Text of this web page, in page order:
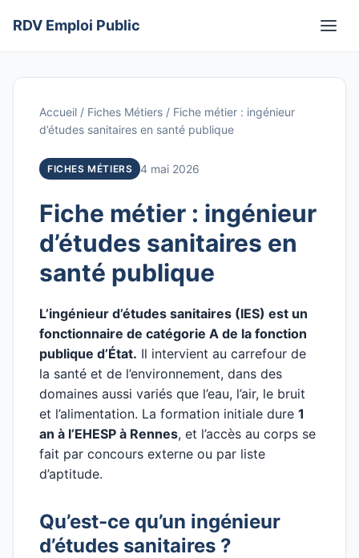
RDV Emploi Public
Accueil / Fiches Métiers / Fiche métier : ingénieur
d’études sanitaires en santé publique
FICHES MÉTIERS 4 mai 2026
Fiche métier : ingénieur
d’études sanitaires en
santé publique
L’ingénieur d’études sanitaires (IES) est un
fonctionnaire de catégorie A de la fonction
publique d’État. Il intervient au carrefour de
la santé et de l’environnement, dans des
domaines aussi variés que l’eau, l’air, le bruit
et l’alimentation. La formation initiale dure 1
an à l’EHESP à Rennes, et l’accès au corps se
fait par concours externe ou par liste
d’aptitude.
Qu’est-ce qu’un ingénieur
d’études sanitaires ?